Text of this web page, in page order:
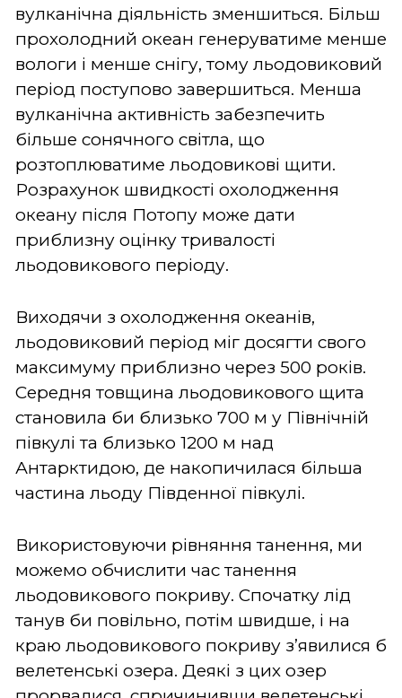
вулканічна діяльність зменшиться. Більш
прохолодний океан генеруватиме менше
вологи і менше снігу, тому льодовиковий
період поступово завершиться. Менша
вулканічна активність забезпечить
більше сонячного світла, що
розтоплюватиме льодовикові щити.
Розрахунок швидкості охолодження
океану після Потопу може дати
приблизну оцінку тривалості
льодовикового періоду.
Виходячи з охолодження океанів,
льодовиковий період міг досягти свого
максимуму приблизно через 500 років.
Середня товщина льодовикового щита
становила би близько 700 м у Північній
півкулі та близько 1200 м над
Антарктидою, де накопичилася більша
частина льоду Південної півкулі.
Використовуючи рівняння танення, ми
можемо обчислити час танення
льодовикового покриву. Спочатку лід
танув би повільно, потім швидше, і на
краю льодовикового покриву з’явилися б
велетенські озера. Деякі з цих озер